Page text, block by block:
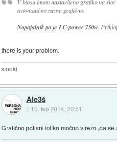
V biosu imam nastavljeno grafiko na
avtomatično zazna grafično.
Napajalnik pa je LC-power 750w.
there is your problem.
smoki
Ale3š
:: 10. feb 2014, 20:51
Grafično potisni toliko močno v režo ,da